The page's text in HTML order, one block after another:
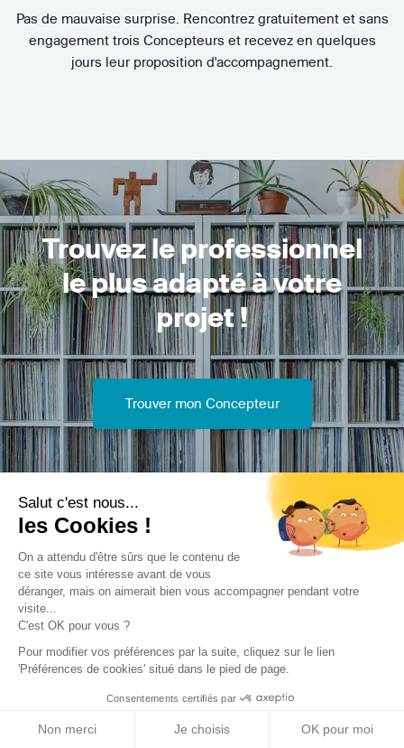
Salut c'est nous...
les Cookies !
On a attendu d'être sûrs que le contenu de
ce site vous intéresse avant de vous
déranger, mais on aimerait bien vous accompagner pendant votre
visite...
C'est OK pour vous ?
Pour modifier vos préférences par la suite, cliquez sur le lien
'Préférences de cookies' situé dans le pied de page.
Consentements certifiés par
Non merci Je choisis OK pour moi
Pas de mauvaise surprise. Rencontrez gratuitement et sans
engagement trois Concepteurs et recevez en quelques
jours leur proposition d'accompagnement.
Trouvez le professionnel
le plus adapté à votre
projet !
Trouver mon Concepteur
Construction neuve/Equipement
de loisirs/ Centre d'animation
À propos